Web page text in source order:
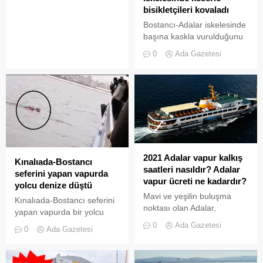
bisikletçileri kovaladı
Bostancı-Adalar iskelesinde
başına kaskla vurulduğunu
işletmecisinin, elindeki
Olay, sabah saatlerinde
Bostancı-Adalar İskelesi’nde
meydana geldi. Adalar’a
gitmek için iskele önündeki
kaldırımda bekleyenlerle
bisikletle kaldırımda
ilerleyen grup arasında
tartışma çıktı. Adalara
gitmek için iskelede
bekleyenler, bisikletli grubun
kaldırımda bisikletlerini
sürmemeleri gerektiği
konusunda uyarması
0 Ada Gazetesi
Kınalıada-Bostancı
seferini yapan vapurda
yolcu denize düştü
Kınalıada-Bostancı seferini
yapan vapurda bir yolcu
vapurdan atılan halat ve
vapura çıktı. Denize düşen
0 Ada Gazetesi
2021 Adalar vapur kalkış
saatleri nasıldır? Adalar
vapur ücreti ne kadardır?
Mavi ve yeşilin buluşma
noktası olan Adalar,
İstanbul’a yakınlığı
nedeniyle her yıl binlerce
aralamaktadır. Peki, Adalar
0 Ada Gazetesi